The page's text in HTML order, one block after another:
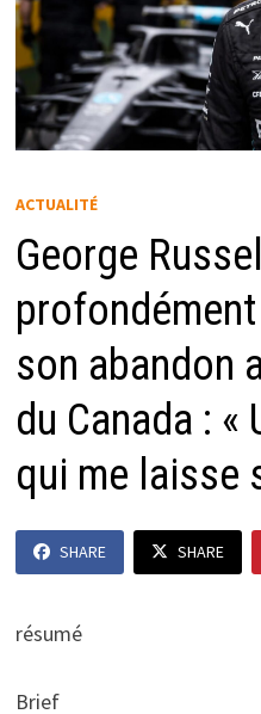
ACTUALITÉ
George
son abandon
du Canada :
qui me laisse
SHARE SHARE
résumé
Brief